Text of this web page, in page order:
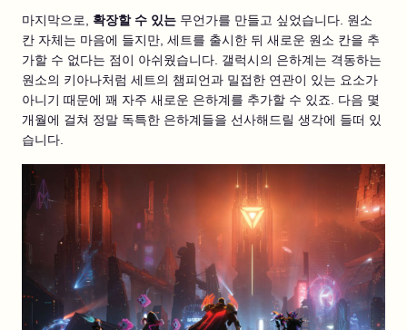
마지막으로, 확장할 수 있는 무언가를 만들고 싶었습니다. 원소
칸 자체는 마음에 들지만, 세트를 출시한 뒤 새로운 원소 칸을 추
가할 수 없다는 점이 아쉬웠습니다. 갤럭시의 은하계는 격동하는
원소의 키아나처럼 세트의 챔피언과 밀접한 연관이 있는 요소가
아니기 때문에 꽤 자주 새로운 은하계를 추가할 수 있죠. 다음 몇
개월에 걸쳐 정말 독특한 은하계들을 선사해드릴 생각에 들떠 있
습니다.